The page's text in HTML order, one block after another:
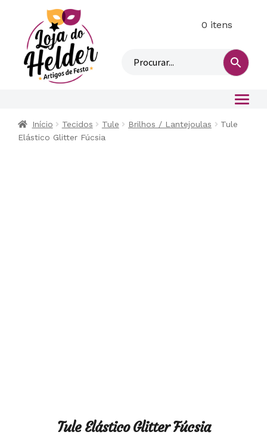
n
0 itens
Início Tecidos Tule Brilhos / Lantejoulas
Tule
Elástico Glitter Fúcsia
Tule Elástico Glitter Fúcsia